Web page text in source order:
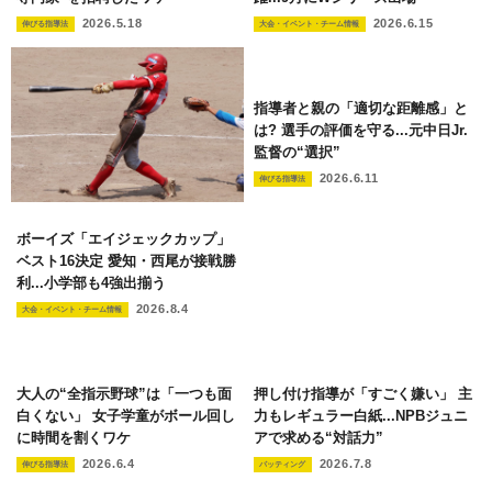
伸びる指導法 2026.5.18 大会・イベント・チーム情報 2026.6.15
ボーイズ「エイジェックカップ」
ベスト16決定 愛知・西尾が接戦勝
利...小学部も4強出揃う
大会・イベント・チーム情報 2026.8.4
指導者と親の「適切な距離感」と
は? 選手の評価を守る...元中日Jr.
監督の“選択”
伸びる指導法 2026.6.11
大人の“全指示野球”は「一つも面
白くない」 女子学童がボール回し
に時間を割くワケ
伸びる指導法 2026.6.4
押し付け指導が「すごく嫌い」 主
力もレギュラー白紙...NPBジュニ
アで求める“対話力”
バッティング 2026.7.8